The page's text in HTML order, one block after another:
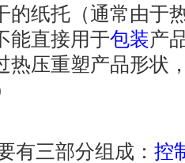
的纸托（通常由于
能直接用于包装产
热压重塑产品形状
三部分组成： 控